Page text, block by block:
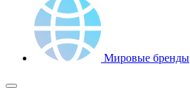
Мировые бренды